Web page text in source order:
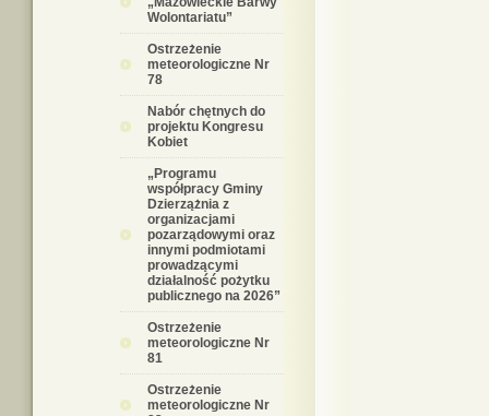
Wolontariatu”
Ostrzeżenie
meteorologiczne Nr
78
Nabór chętnych do
projektu Kongresu
Kobiet
„Programu
współpracy Gminy
Dzierzążnia z
organizacjami
pozarządowymi oraz
innymi podmiotami
prowadzącymi
działalność pożytku
publicznego na 2026”
Ostrzeżenie
meteorologiczne Nr
81
Ostrzeżenie
meteorologiczne Nr